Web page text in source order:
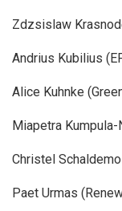
Zdzsislaw
Andrius Kubilius
Alice Kuhnke
Miapetra Kumpula-
Christel
Paet Urmas